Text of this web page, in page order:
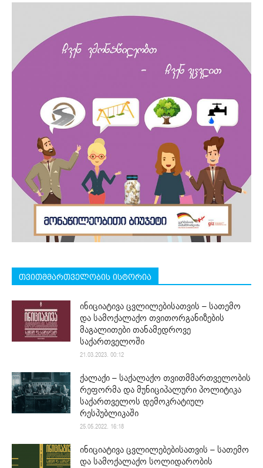
თვითმმართველობის ისტორია
ინიციატივა ცვლილებისათვის – სათემო
და სამოქალაქო თვითორგანიზების
მაგალითები თანამედროვე
საქართველოში
21.03.2023. 00:12
ქალაქი – საქალაქო თვითმმართველობის
რეფორმა და მუნიციპალური პოლიტიკა
საქართველოს დემოკრატიულ
რესპუბლიკაში
25.05.2022. 16:18
ინიციატივა ცვლილებებისათვის – სათემო
და სამოქალაქო სოლიდარობის